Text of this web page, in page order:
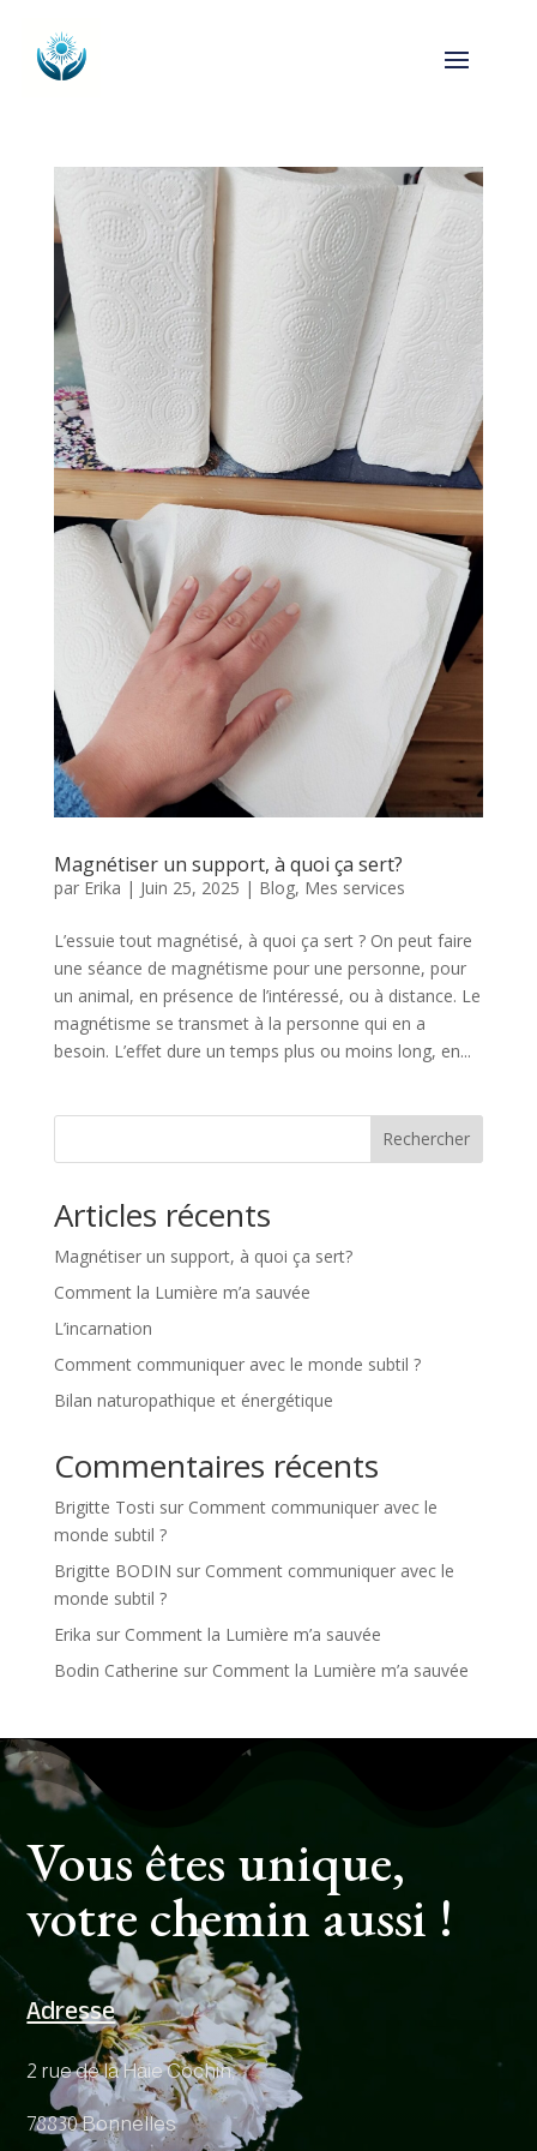
Magnétiser un support, à quoi ça sert?
par Erika | Juin 25, 2025 | Blog, Mes services
L’essuie tout magnétisé, à quoi ça sert ? On peut faire
une séance de magnétisme pour une personne, pour
un animal, en présence de l’intéressé, ou à distance. Le
magnétisme se transmet à la personne qui en a
besoin. L’effet dure un temps plus ou moins long, en...
Rechercher
Articles récents
Magnétiser un support, à quoi ça sert?
Comment la Lumière m’a sauvée
L’incarnation
Comment communiquer avec le monde subtil ?
Bilan naturopathique et énergétique
Commentaires récents
Brigitte Tosti sur Comment communiquer avec le
monde subtil ?
Brigitte BODIN sur Comment communiquer avec le
monde subtil ?
Erika sur Comment la Lumière m’a sauvée
Bodin Catherine sur Comment la Lumière m’a sauvée
Vous êtes unique,
votre chemin aussi !
Adresse
2 rue de la Haie Cochin,
78830 Bonnelles